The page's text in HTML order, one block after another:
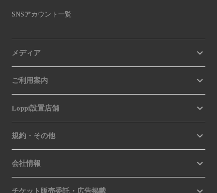
SNSアカウント一覧
メディア
ご利用案内
Loppi設置店舗
規約・その他
会社情報
チケット販売委託・広告掲載